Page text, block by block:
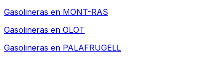
Gasolineras en MONT-RAS
Gasolineras en OLOT
Gasolineras en PALAFRUGELL